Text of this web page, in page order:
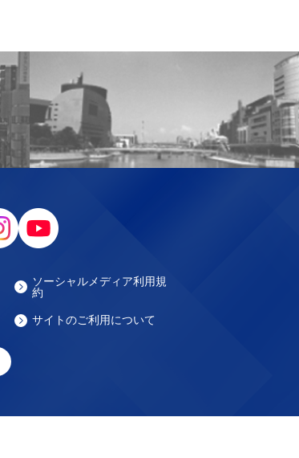
ソーシャルメディア利用規
約
サイトのご利用について